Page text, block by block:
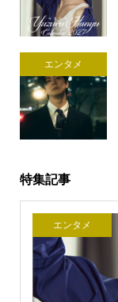
エンタメ
特集記事
エンタメ